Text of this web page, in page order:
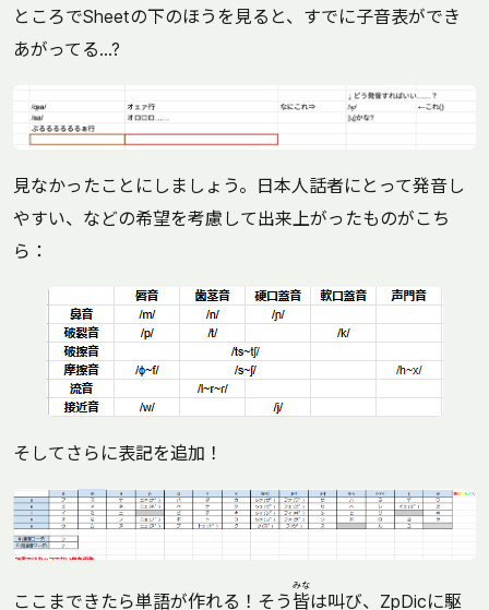
ところでSheetの下のほうを見ると、すでに子音表ができ
あがってる…?
見なかったことにしましょう。日本人話者にとって発音し
やすい、などの希望を考慮して出来上がったものがこち
ら：
そしてさらに表記を追加！
ここまできたら単語が作れる！そう皆
みな
は叫び、ZpDicに駆